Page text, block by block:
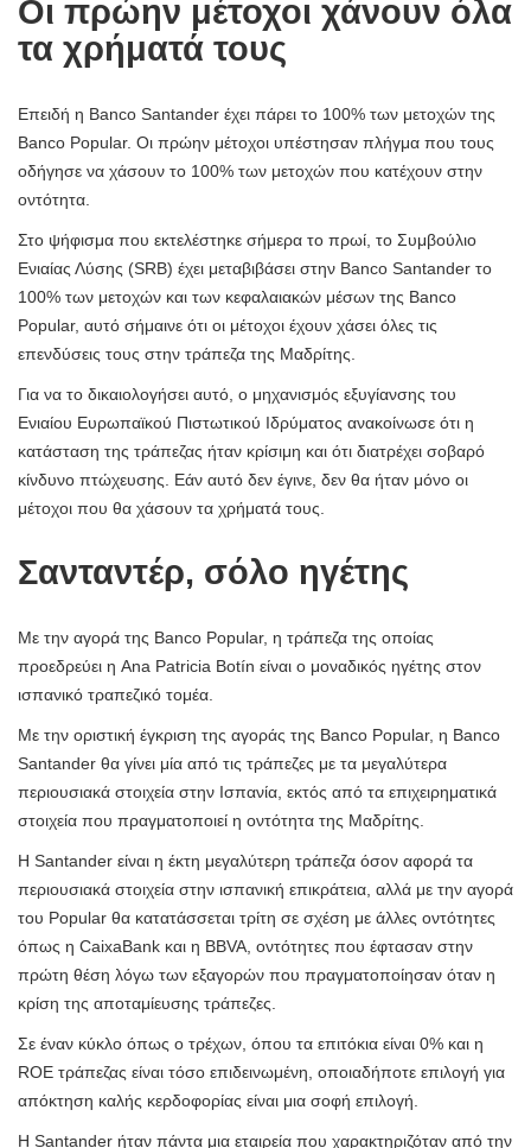
Οι πρώην μέτοχοι χάνουν όλα
τα χρήματά τους
Επειδή η Banco Santander έχει πάρει το 100% των μετοχών της
Banco Popular. Οι πρώην μέτοχοι υπέστησαν πλήγμα που τους
οδήγησε να χάσουν το 100% των μετοχών που κατέχουν στην
οντότητα.
Στο ψήφισμα που εκτελέστηκε σήμερα το πρωί, το Συμβούλιο
Ενιαίας Λύσης (SRB) έχει μεταβιβάσει στην Banco Santander το
100% των μετοχών και των κεφαλαιακών μέσων της Banco
Popular, αυτό σήμαινε ότι οι μέτοχοι έχουν χάσει όλες τις
επενδύσεις τους στην τράπεζα της Μαδρίτης.
Για να το δικαιολογήσει αυτό, ο μηχανισμός εξυγίανσης του
Ενιαίου Ευρωπαϊκού Πιστωτικού Ιδρύματος ανακοίνωσε ότι η
κατάσταση της τράπεζας ήταν κρίσιμη και ότι διατρέχει σοβαρό
κίνδυνο πτώχευσης. Εάν αυτό δεν έγινε, δεν θα ήταν μόνο οι
μέτοχοι που θα χάσουν τα χρήματά τους.
Σανταντέρ, σόλο ηγέτης
Με την αγορά της Banco Popular, η τράπεζα της οποίας
προεδρεύει η Ana Patricia Botín είναι ο μοναδικός ηγέτης στον
ισπανικό τραπεζικό τομέα.
Με την οριστική έγκριση της αγοράς της Banco Popular, η Banco
Santander θα γίνει μία από τις τράπεζες με τα μεγαλύτερα
περιουσιακά στοιχεία στην Ισπανία, εκτός από τα επιχειρηματικά
στοιχεία που πραγματοποιεί η οντότητα της Μαδρίτης.
Η Santander είναι η έκτη μεγαλύτερη τράπεζα όσον αφορά τα
περιουσιακά στοιχεία στην ισπανική επικράτεια, αλλά με την αγορά
του Popular θα κατατάσσεται τρίτη σε σχέση με άλλες οντότητες
όπως η CaixaBank και η BBVA, οντότητες που έφτασαν στην
πρώτη θέση λόγω των εξαγορών που πραγματοποίησαν όταν η
κρίση της αποταμίευσης τράπεζες.
Σε έναν κύκλο όπως ο τρέχων, όπου τα επιτόκια είναι 0% και η
ROE τράπεζας είναι τόσο επιδεινωμένη, οποιαδήποτε επιλογή για
απόκτηση καλής κερδοφορίας είναι μια σοφή επιλογή.
Η Santander ήταν πάντα μια εταιρεία που χαρακτηριζόταν από την